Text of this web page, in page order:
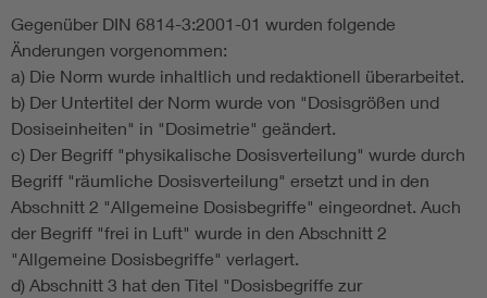
Gegenüber DIN 6814-3:2001-01 wurden folgende
Änderungen vorgenommen:
a) Die Norm wurde inhaltlich und redaktionell überarbeitet.
b) Der Untertitel der Norm wurde von "Dosisgrößen und
Dosiseinheiten" in "Dosimetrie" geändert.
c) Der Begriff "physikalische Dosisverteilung" wurde durch
Begriff "räumliche Dosisverteilung" ersetzt und in den
Abschnitt 2 "Allgemeine Dosisbegriffe" eingeordnet. Auch
der Begriff "frei in Luft" wurde in den Abschnitt 2
"Allgemeine Dosisbegriffe" verlagert.
d) Abschnitt 3 hat den Titel "Dosisbegriffe zur